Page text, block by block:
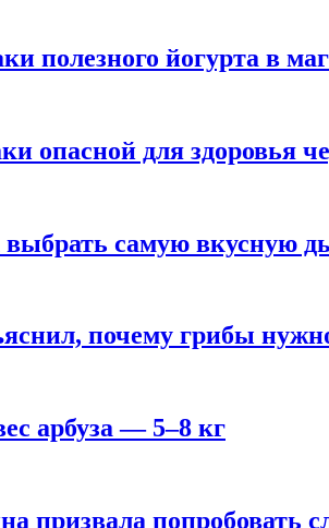
полезного йогурта в
опасной для здоровья
выбрать самую вкусную
почему грибы
арбуза — 5–8 кг
призвала попробовать